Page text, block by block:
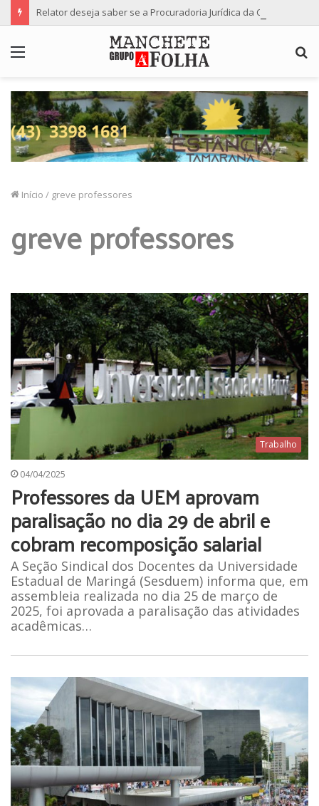
Início / greve professores
greve professores
Trabalho
04/04/2025
Professores da UEM aprovam
paralisação no dia 29 de abril e
cobram recomposição salarial
A Seção Sindical dos Docentes da Universidade
Estadual de Maringá (Sesduem) informa que, em
assembleia realizada no dia 25 de março de
2025, foi aprovada a paralisação das atividades
acadêmicas…